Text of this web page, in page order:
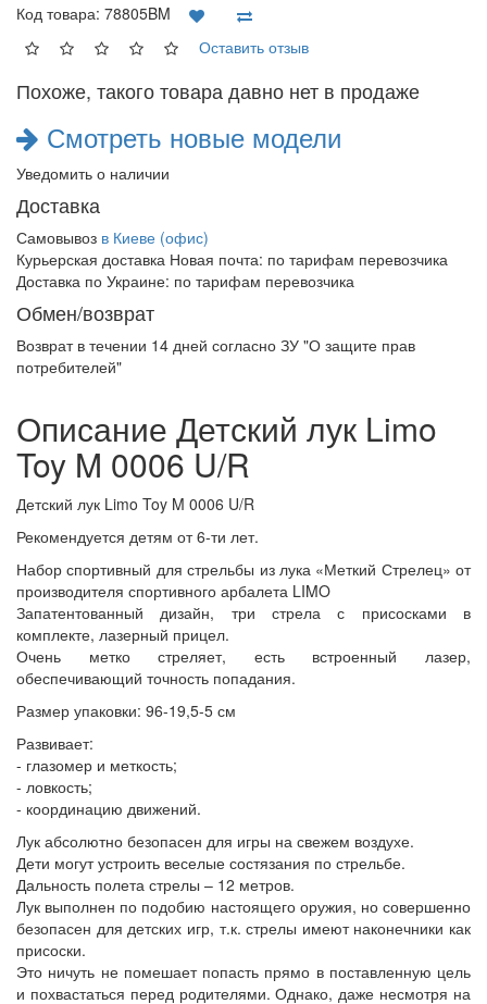
Код товара: 78805BM
Оставить отзыв
Похоже, такого товара давно нет в продаже
Смотреть новые модели
Уведомить о наличии
Доставка
Самовывоз в Киеве (офис)
Курьерская доставка Новая почта: по тарифам перевозчика
Доставка по Украине: по тарифам перевозчика
Обмен/возврат
Возврат в течении 14 дней согласно ЗУ "О защите прав
потребителей"
Описание Детский лук Limo
Toy M 0006 U/R
Детский лук Limo Toy M 0006 U/R
Рекомендуется детям от 6-ти лет.
Набор спортивный для стрельбы из лука «Меткий Стрелец» от
производителя спортивного арбалета LIMO
Запатентованный дизайн, три стрела с присосками в
комплекте, лазерный прицел.
Очень метко стреляет, есть встроенный лазер,
обеспечивающий точность попадания.
Размер упаковки: 96-19,5-5 см
Развивает:
- глазомер и меткость;
- ловкость;
- координацию движений.
Лук абсолютно безопасен для игры на свежем воздухе.
Дети могут устроить веселые состязания по стрельбе.
Дальность полета стрелы – 12 метров.
Лук выполнен по подобию настоящего оружия, но совершенно
безопасен для детских игр, т.к. стрелы имеют наконечники как
присоски.
Это ничуть не помешает попасть прямо в поставленную цель
и похвастаться перед родителями. Однако, даже несмотря на